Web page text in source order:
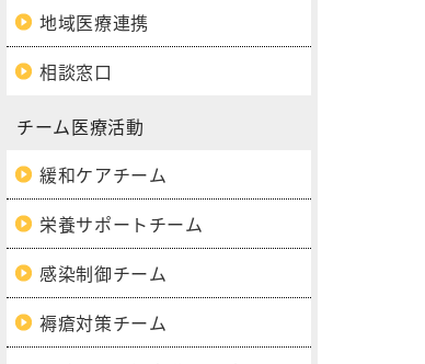
地域医療連携
相談窓口
チーム医療活動
緩和ケアチーム
栄養サポートチーム
感染制御チーム
褥瘡対策チーム